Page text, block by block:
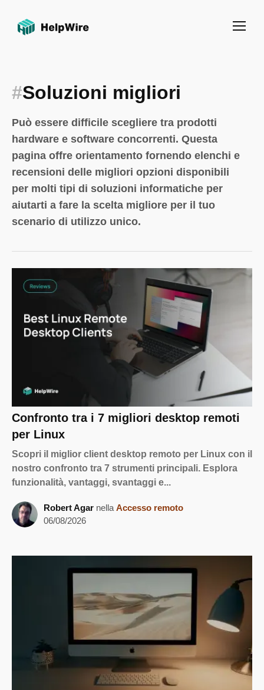
#Soluzioni migliori
Può essere difficile scegliere tra prodotti
hardware e software concorrenti. Questa
pagina offre orientamento fornendo elenchi e
recensioni delle migliori opzioni disponibili
per molti tipi di soluzioni informatiche per
aiutarti a fare la scelta migliore per il tuo
scenario di utilizzo unico.
Confronto tra i 7 migliori desktop remoti
per Linux
Scopri il miglior client desktop remoto per Linux con il
nostro confronto tra 7 strumenti principali. Esplora
funzionalità, vantaggi, svantaggi e...
Robert Agar nella Accesso remoto
06/08/2026